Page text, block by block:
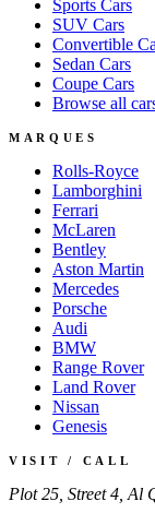
Sports Cars
SUV Cars
Convertible
Sedan Cars
Coupe Cars
Browse all
MARQUES
Rolls-Royce
Lamborghini
Ferrari
McLaren
Bentley
Aston Martin
Mercedes
Porsche
Audi
BMW
Range Rover
Land Rover
Nissan
Genesis
VISIT / CALL
Plot 25, Street 4, Al